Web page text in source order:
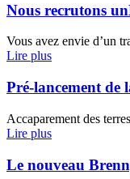
Nous recrutons
Vous avez envie d’un
Lire plus
Pré-lancement
Accaparement des
Lire plus
Le nouveau